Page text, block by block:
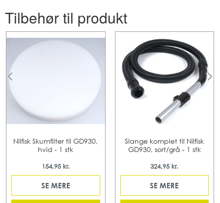
Tilbehør til produkt
Nilfisk Skumfilter til GD930,
hvid - 1 stk
154,95 kr.
SE MERE
Slange komplet til Nilfisk
GD930, sort/grå - 1 stk
324,95 kr.
SE MERE